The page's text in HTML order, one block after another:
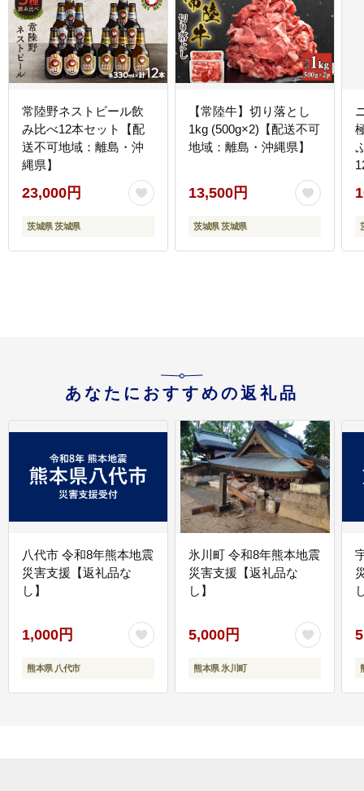
常陸野ネストビール飲
み比べ12本セット【配
送不可地域：離島・沖
縄県】
23,000円
茨城県 茨城県
【常陸牛】切り落とし
1kg (500g×2)【配送不可
地域：離島・沖縄県】
13,500円
茨城県 茨城県
あなたにおすすめの返礼品
八代市 令和8年熊本地震
災害支援【返礼品な
し】
1,000円
熊本県 八代市
氷川町 令和8年熊本地震
災害支援【返礼品な
し】
5,000円
熊本県 氷川町